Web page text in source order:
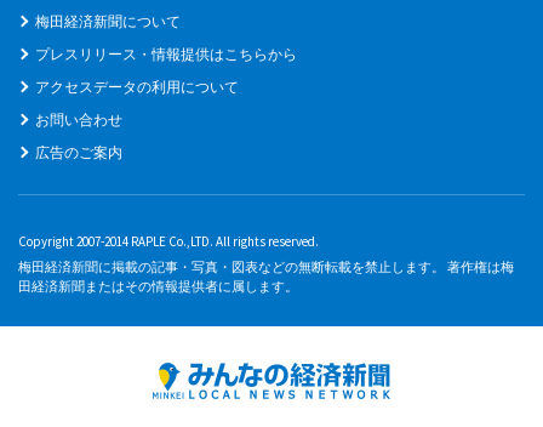
梅田経済新聞について
プレスリリース・情報提供はこちらから
アクセスデータの利用について
お問い合わせ
広告のご案内
Copyright 2007-2014 RAPLE Co.,LTD. All rights reserved.
梅田経済新聞に掲載の記事・写真・図表などの無断転載を禁止します。 著作権は梅
田経済新聞またはその情報提供者に属します。